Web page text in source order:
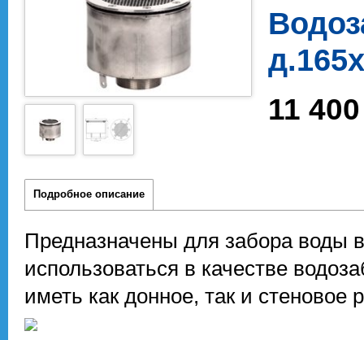
11 400
Подробное описание
Предназначены для забора воды
использоваться в качестве
иметь как донное, так и стеновое